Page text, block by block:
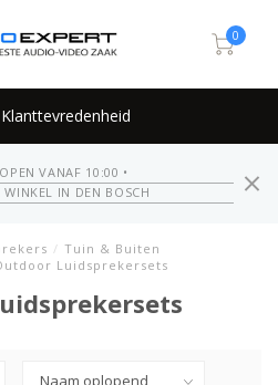
0
VANAF 10:00 •
IN DEN BOSCH
/ Tuin & Buiten
Luidsprekersets